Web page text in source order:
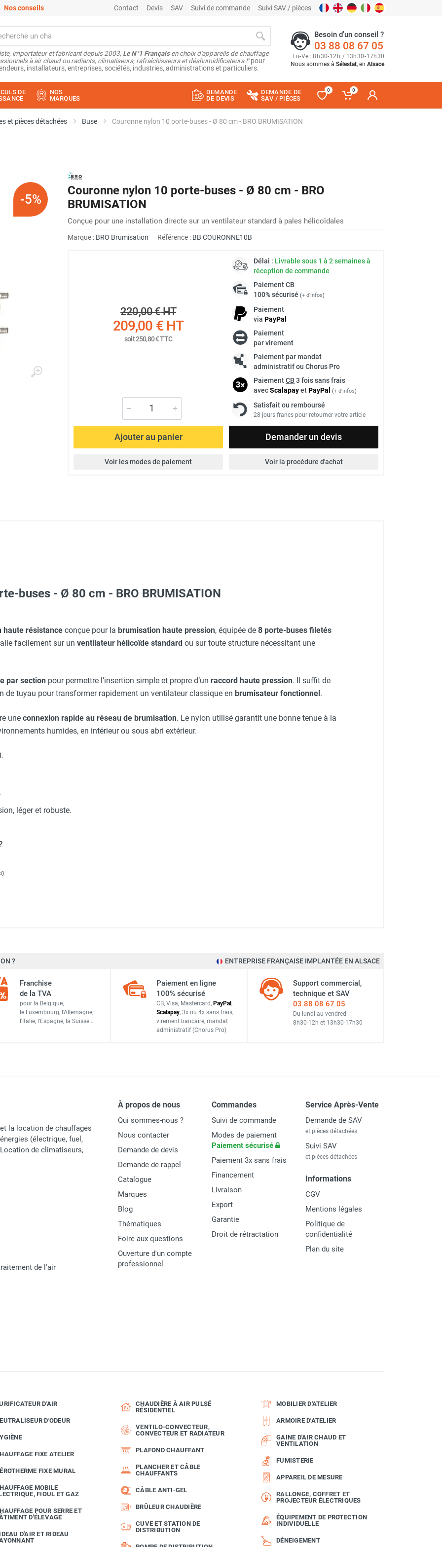
Nos conseils Contact Devis SAV Suivi de commande Suivi SAV / pièces
importateur et fabricant depuis 2003, Le N°1 Françaisen choix d'appareils de chauffage
à air chaud ou radiants, climatiseurs, rafraîchisseurs et déshumidificateurs !"pour
installateurs, entreprises, sociétés, industries, administrations et particuliers.
Besoin d'un conseil ?
03 88 08 67 05
Lu-Ve : 8h30-12h / 13h30-17h30
Nous sommes à Sélestat, en Alsace
DE
NOS
MARQUES
DEMANDE
DE DEVIS
DEMANDE DE
SAV / PIÈCES
0 0
et pièces détachées Buse Couronne nylon 10 porte-buses - Ø 80 cm - BRO BRUMISATION
-5%
Couronne nylon 10 porte-buses - Ø 80 cm - BRO
BRUMISATION
Conçue pour une installation directe sur un ventilateur standard à pales hélicoïdales
Marque : BRO Brumisation Référence : BB COURONNE10B
220,00 €HT
209,00 €HT
soit250,80 €TTC
Délai : Livrable sous 1 à 2 semaines à
réception de commande
PaiementCB
100% sécurisé (+ d'infos)
Paiement
via PayPal
Paiement
par virement
Paiement par mandat
administratif ou Chorus Pro
PaiementCB 3 fois sans frais
avecScalapayetPayPal (+ d'infos)
Satisfait ou remboursé
28 jours francs pour retourner votre article
Ajouter au panier Demander un devis
Voir les modes de paiement Voir la procédure d'achat
domestique BRUMEO 1 l/min - BRO BRUMISATION
buses - Ø 80 cm - BRO BRUMISATION
haute résistance conçue pour la brumisation haute pression, équipée de 8 porte-buses filetés
facilement sur un ventilateur hélicoïde standard ou sur toute structure nécessitant une
par section pour permettre l’insertion simple et propre d’un raccord haute pression. Il suffit de
de tuyau pour transformer rapidement un ventilateur classique en brumisateur fonctionnel.
une connexion rapide au réseau de brumisation. Le nylon utilisé garantit une bonne tenue à la
humides, en intérieur ou sous abri extérieur.
léger et robuste.
COURONNE10B
ACCESSOIRES
? ENTREPRISE FRANÇAISE IMPLANTÉE EN ALSACE
Franchise
de la TVA
pour la Belgique,
le Luxembourg, l'Allemagne,
l'Italie, l'Espagne, la Suisse…
Paiement en ligne
100% sécurisé
CB, Visa, Mastercard, PayPal ,
Scalapay, 3x ou 4x sans frais,
virement bancaire, mandat
administratif (Chorus Pro)
Support commercial,
technique et SAV
03 88 08 67 05
Du lundi au vendredi :
8h30-12h et 13h30-17h30
la location de chauffages
(électrique, fuel,
de climatiseurs,
de l'air
À propos de nous
Qui sommes-nous ?
Nous contacter
Demande de devis
Demande de rappel
Catalogue
Marques
Blog
Thématiques
Foire aux questions
Ouverture d'un compte
professionnel
Commandes
Suivi de commande
Modes de paiement
Paiement sécurisé
Paiement 3x sans frais
Financement
Livraison
Export
Garantie
Droit de rétractation
Service Après-Vente
Demande de SAV
et pièces détachées
Suivi SAV
et pièces détachées
Informations
CGV
Mentions légales
Politique de
confidentialité
Plan du site
D'AIR
D'ODEUR
FIXE ATELIER
FIXE MURAL
MOBILE
FIOUL ET GAZ
POUR SERRE ET
D'ÉLEVAGE
D'AIR ET RIDEAU
CHAUDIÈRE À AIR PULSÉ
RÉSIDENTIEL
VENTILO-CONVECTEUR,
CONVECTEUR ET RADIATEUR
PLAFOND CHAUFFANT
PLANCHER ET CÂBLE
CHAUFFANTS
CÂBLE ANTI-GEL
BRÛLEUR CHAUDIÈRE
CUVE ET STATION DE
DISTRIBUTION
MOBILIER D'ATELIER
ARMOIRE D'ATELIER
GAINE D'AIR CHAUD ET
VENTILATION
FUMISTERIE
APPAREIL DE MESURE
RALLONGE, COFFRET ET
PROJECTEUR ÉLECTRIQUES
ÉQUIPEMENT DE PROTECTION
INDIVIDUELLE
DÉNEIGEMENT